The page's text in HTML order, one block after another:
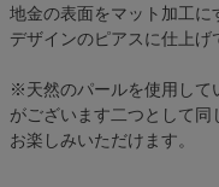
地金の表面をマット加工に
デザインのピアスに仕上げ
※天然のパールを使用して
がございます二つとして
お楽しみいただけます。